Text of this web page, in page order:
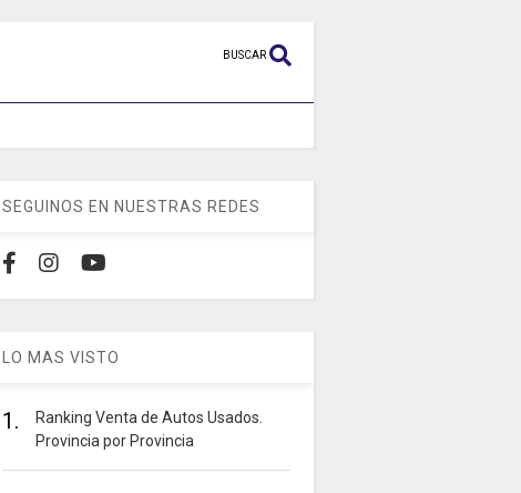
BUSCAR
SEGUINOS EN NUESTRAS REDES
LO MAS VISTO
1.
Ranking Venta de Autos Usados.
Provincia por Provincia